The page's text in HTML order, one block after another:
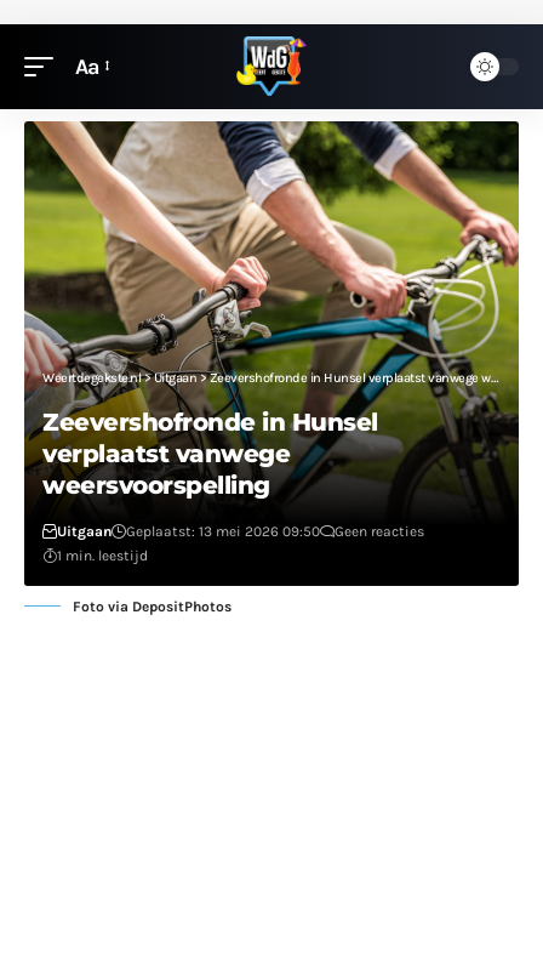
Aa
Weertdegekste.nl>Uitgaan>Zeevershofronde in Hunsel verplaatst vanwege weersvoorspelling
Zeevershofronde in Hunsel
verplaatst vanwege
weersvoorspelling
Uitgaan Geplaatst: 13 mei 2026 09:50
Geen reacties
1 min. leestijd
Foto via DepositPhotos